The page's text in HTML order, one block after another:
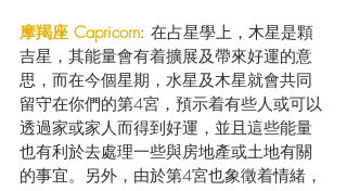
摩羯座 Capricorn: 在占星學上，木星是顆
吉星，其能量會有着擴展及帶來好運的意
思，而在今個星期，水星及木星就會共同
留守在你們的第4宮，預示着有些人或可以
透過家或家人而得到好運，並且這些能量
也有利於去處理一些與房地產或土地有關
的事宜。另外，由於第4宮也象徵着情緒，